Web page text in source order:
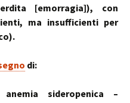
[emorragia]), con
ma insufficienti per
di:
sideropenica –